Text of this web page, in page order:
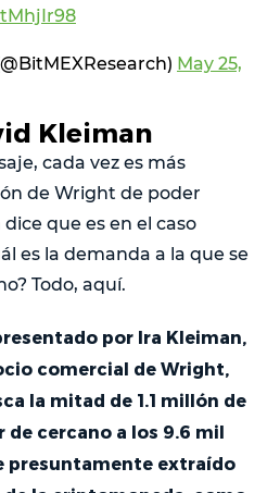
May 25,
Kleiman
cada vez es más
de Wright de poder
que es en el caso
es la demanda a la que se
Todo, aquí.
por Ira Kleiman,
comercial de Wright,
la mitad de 1.1 millón de
cercano a los 9.6 mil
presuntamente extraído